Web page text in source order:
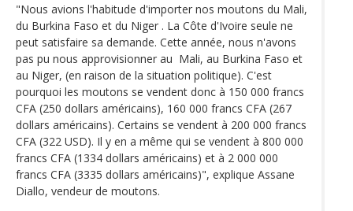
"Nous avions l'habitude d'importer nos moutons du Mali,
du Burkina Faso et du Niger . La Côte d'Ivoire seule ne
peut satisfaire sa demande. Cette année, nous n'avons
pas pu nous approvisionner au Mali, au Burkina Faso et
au Niger, (en raison de la situation politique). C'est
pourquoi les moutons se vendent donc à 150 000 francs
CFA (250 dollars américains), 160 000 francs CFA (267
dollars américains). Certains se vendent à 200 000 francs
CFA (322 USD). Il y en a même qui se vendent à 800 000
francs CFA (1334 dollars américains) et à 2 000 000
francs CFA (3335 dollars américains)", explique Assane
Diallo, vendeur de moutons.